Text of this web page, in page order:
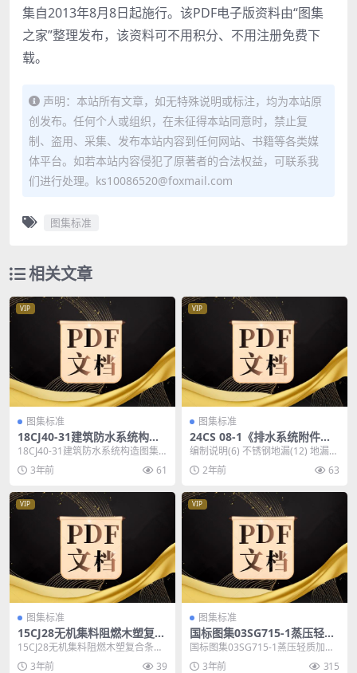
集自2013年8月8日起施行。该PDF电子版资料由“图集
之家”整理发布，该资料可不用积分、不用注册免费下
载。
声明：本站所有文章，如无特殊说明或标注，均为本站原
创发布。任何个人或组织，在未征得本站同意时，禁止复
制、盗用、采集、发布本站内容到任何网站、书籍等各类媒
体平台。如若本站内容侵犯了原著者的合法权益，可联系我
们进行处理。ks10086520@foxmail.com
图集标准
相关文章
VIP
图集标准
18CJ40-31建筑防水系统构造
图集(三十一)
18CJ40-31建筑防水系统构造图集
(三十一) 图集名称：18CJ40-31 ...
3年前 61
VIP
图集标准
24CS 08-1《排水系统附件选
用与安装(一) KY不锈钢地漏、
排水沟及盖板系列》
编制说明(6) 不锈钢地漏(12) 地漏选
用表(12) 奔腾系列地漏构造图(13...
2年前 63
VIP
图集标准
15CJ28无机集料阻燃木塑复合
条板建筑构造图集
15CJ28无机集料阻燃木塑复合条板
建筑构造图集 图集名称：15CJ28
3年前 39
VIP
图集标准
国标图集03SG715-1蒸压轻质
加气混凝土板(NALC)构造详图
国标图集03SG715-1蒸压轻质加气
混凝土板(NALC)构造详图 图集名
3年前 315